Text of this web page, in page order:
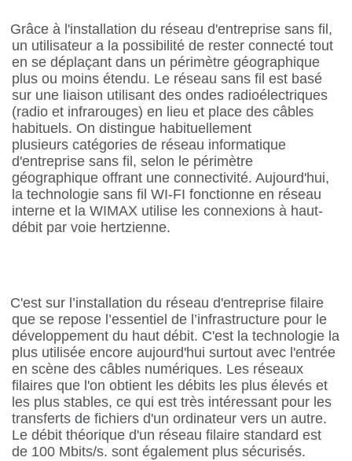
Grâce à l'installation du réseau d'entreprise sans fil,
un utilisateur a la possibilité de rester connecté tout
en se déplaçant dans un périmètre géographique
plus ou moins étendu. Le réseau sans fil est basé
sur une liaison utilisant des ondes radioélectriques
(radio et infrarouges) en lieu et place des câbles
habituels. On distingue habituellement
plusieurs catégories de réseau informatique
d'entreprise sans fil, selon le périmètre
géographique offrant une connectivité. Aujourd'hui,
la technologie sans fil WI-FI fonctionne en réseau
interne et la WIMAX utilise les connexions à haut-
débit par voie hertzienne.
C'est sur l’installation du réseau d'entreprise filaire
que se repose l’essentiel de l’infrastructure pour le
développement du haut débit. C'est la technologie la
plus utilisée encore aujourd'hui surtout avec l'entrée
en scène des câbles numériques. Les réseaux
filaires que l'on obtient les débits les plus élevés et
les plus stables, ce qui est très intéressant pour les
transferts de fichiers d'un ordinateur vers un autre.
Le débit théorique d'un réseau filaire standard est
de 100 Mbits/s. sont également plus sécurisés.